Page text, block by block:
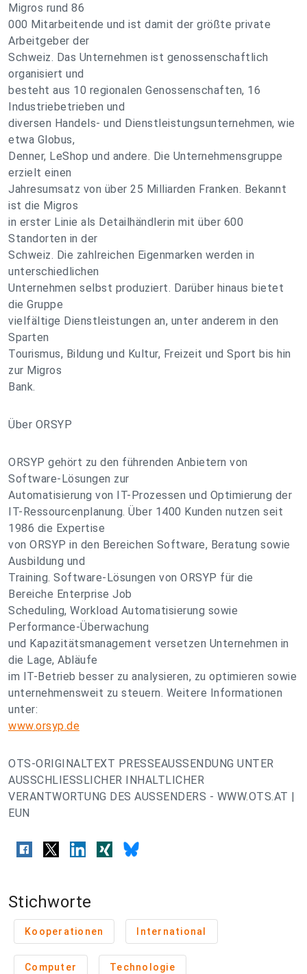
Migros rund 86
000 Mitarbeitende und ist damit der größte private
Arbeitgeber der
Schweiz. Das Unternehmen ist genossenschaftlich
organisiert und
besteht aus 10 regionalen Genossenschaften, 16
Industriebetrieben und
diversen Handels- und Dienstleistungsunternehmen, wie
etwa Globus,
Denner, LeShop und andere. Die Unternehmensgruppe
erzielt einen
Jahresumsatz von über 25 Milliarden Franken. Bekannt
ist die Migros
in erster Linie als Detailhändlerin mit über 600
Standorten in der
Schweiz. Die zahlreichen Eigenmarken werden in
unterschiedlichen
Unternehmen selbst produziert. Darüber hinaus bietet
die Gruppe
vielfältige Dienstleistungen an, unter anderem in den
Sparten
Tourismus, Bildung und Kultur, Freizeit und Sport bis hin
zur Migros
Bank.
Über ORSYP
ORSYP gehört zu den führenden Anbietern von
Software-Lösungen zur
Automatisierung von IT-Prozessen und Optimierung der
IT-Ressourcenplanung. Über 1400 Kunden nutzen seit
1986 die Expertise
von ORSYP in den Bereichen Software, Beratung sowie
Ausbildung und
Training. Software-Lösungen von ORSYP für die
Bereiche Enterprise Job
Scheduling, Workload Automatisierung sowie
Performance-Überwachung
und Kapazitätsmanagement versetzen Unternehmen in
die Lage, Abläufe
im IT-Betrieb besser zu analysieren, zu optimieren sowie
unternehmensweit zu steuern. Weitere Informationen
unter:
www.orsyp.de
OTS-ORIGINALTEXT PRESSEAUSSENDUNG UNTER
AUSSCHLIESSLICHER INHALTLICHER
VERANTWORTUNG DES AUSSENDERS - WWW.OTS.AT |
EUN
Stichworte
Kooperationen International
Computer Technologie